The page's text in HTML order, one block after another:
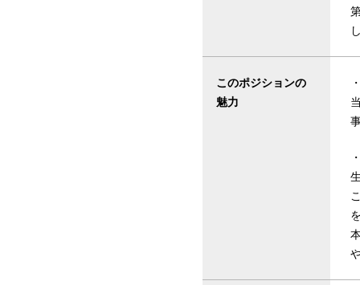
このポジションの
魅力